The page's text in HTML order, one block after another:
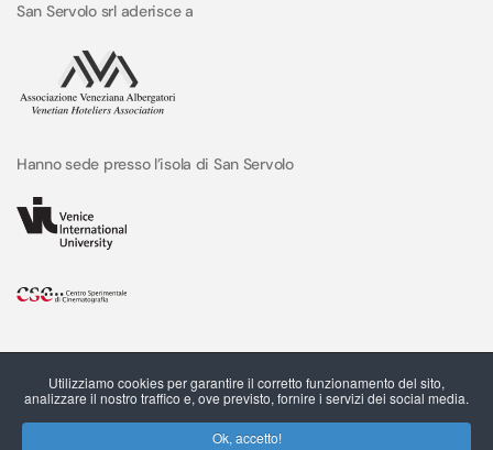
Utilizziamo cookies per garantire il corretto funzionamento del sito,
analizzare il nostro traffico e, ove previsto, fornire i servizi dei social media.
Ok, accetto!
San Servolo srl aderisce a
Hanno sede presso l’isola di San Servolo